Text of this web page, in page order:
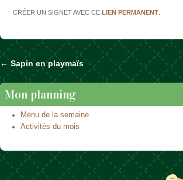
CRÉER UN SIGNET AVEC CELIEN PERMANENT
Naviguer dans les articles
←Sapin en playmaïs
Mon planning
Menu de la semaine
Activités du mois